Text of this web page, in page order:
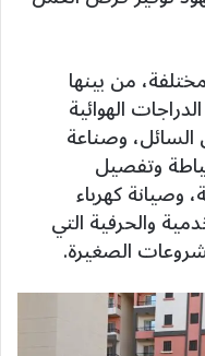
من بينها
الهوائية
السائل، وصناعة
وتفصيل
وصيانة كهرباء
والحرفية التي
الصغيرة.